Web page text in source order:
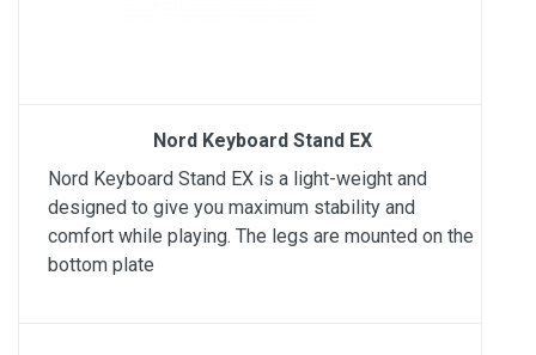
Nord Keyboard Stand EX
Nord Keyboard Stand EX is a light-weight and
designed to give you maximum stability and
comfort while playing. The legs are mounted on the
bottom plate